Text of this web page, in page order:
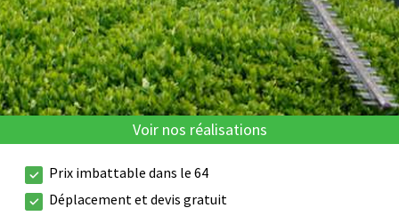
Voir nos réalisations
Prix imbattable dans le 64
Déplacement et devis gratuit